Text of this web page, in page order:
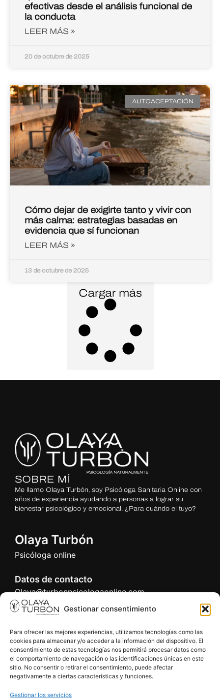
Gestionar consentimiento
Para ofrecer las mejores experiencias, utilizamos tecnologías como las
cookies para almacenar y/o acceder a la información del dispositivo. El
consentimiento de estas tecnologías nos permitirá procesar datos como
el comportamiento de navegación o las identificaciones únicas en este
sitio. No consentir o retirar el consentimiento, puede afectar
negativamente a ciertas características y funciones.
Gestionar los servicios
efectivas desde el análisis funcional de
la conducta
LEER MÁS »
20 de octubre de 2025
AUTOACEPTACIÓN
Cómo dejar de exigirte tanto y vivir con
más calma: estrategias basadas en
evidencia que sí funcionan
LEER MÁS »
13 de octubre de 2025
Cargar más
APARTADO LEGAL
Aviso legal
Política de privacidad
Olaya Turbón
Psicóloga online
Datos de contacto
Olaya@turbonpsicologaonline.com
650.283.834
Número colegiada: O-03067
SOBRE MÍ
Me llamo Olaya Turbón, soy Psicóloga Sanitaria Online con
años de experiencia ayudando a personas a lograr su
bienestar psicológico y emocional. ¿Para cuándo el tuyo?